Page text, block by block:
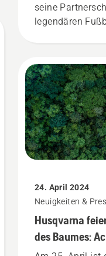
seine
legendären
24. April 2024
Neuigkeiten &
Husqvarna
des Baumes:
Umgang mit